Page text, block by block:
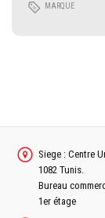
MARQUE
Siege : Centre
1082 Tunis.
Bureau
1er étage